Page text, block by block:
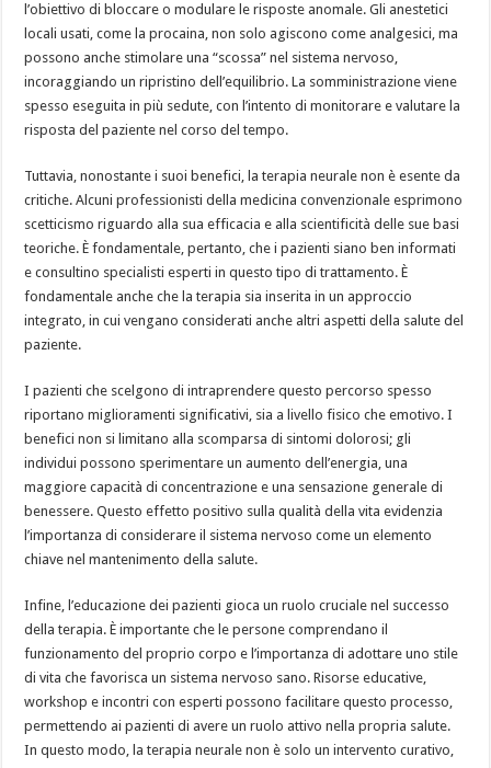
l’obiettivo di bloccare o modulare le risposte anomale. Gli anestetici
locali usati, come la procaina, non solo agiscono come analgesici, ma
possono anche stimolare una “scossa” nel sistema nervoso,
incoraggiando un ripristino dell’equilibrio. La somministrazione viene
spesso eseguita in più sedute, con l’intento di monitorare e valutare la
risposta del paziente nel corso del tempo.
Tuttavia, nonostante i suoi benefici, la terapia neurale non è esente da
critiche. Alcuni professionisti della medicina convenzionale esprimono
scetticismo riguardo alla sua efficacia e alla scientificità delle sue basi
teoriche. È fondamentale, pertanto, che i pazienti siano ben informati
e consultino specialisti esperti in questo tipo di trattamento. È
fondamentale anche che la terapia sia inserita in un approccio
integrato, in cui vengano considerati anche altri aspetti della salute del
paziente.
I pazienti che scelgono di intraprendere questo percorso spesso
riportano miglioramenti significativi, sia a livello fisico che emotivo. I
benefici non si limitano alla scomparsa di sintomi dolorosi; gli
individui possono sperimentare un aumento dell’energia, una
maggiore capacità di concentrazione e una sensazione generale di
benessere. Questo effetto positivo sulla qualità della vita evidenzia
l’importanza di considerare il sistema nervoso come un elemento
chiave nel mantenimento della salute.
Infine, l’educazione dei pazienti gioca un ruolo cruciale nel successo
della terapia. È importante che le persone comprendano il
funzionamento del proprio corpo e l’importanza di adottare uno stile
di vita che favorisca un sistema nervoso sano. Risorse educative,
workshop e incontri con esperti possono facilitare questo processo,
permettendo ai pazienti di avere un ruolo attivo nella propria salute.
In questo modo, la terapia neurale non è solo un intervento curativo,